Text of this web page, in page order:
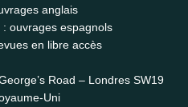
anglais
: ouvrages espagnols
en libre accès
Road – Londres SW19
Uni